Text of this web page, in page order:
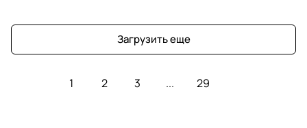
Загрузить еще
1 2 3 ... 29